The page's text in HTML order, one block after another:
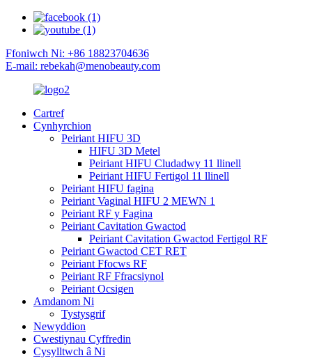
Ffoniwch Ni: +86 18823704636
E-mail: rebekah@menobeauty.com
Cartref
Cynhyrchion
Peiriant HIFU 3D
HIFU 3D Metel
Peiriant HIFU Cludadwy 11 llinell
Peiriant HIFU Fertigol 11 llinell
Peiriant HIFU fagina
Peiriant Vaginal HIFU 2 MEWN 1
Peiriant RF y Fagina
Peiriant Cavitation Gwactod
Peiriant Cavitation Gwactod Fertigol RF
Peiriant Gwactod CET RET
Peiriant Ffocws RF
Peiriant RF Ffracsiynol
Peiriant Ocsigen
Amdanom Ni
Tystysgrif
Newyddion
Cwestiynau Cyffredin
Cysylltwch â Ni